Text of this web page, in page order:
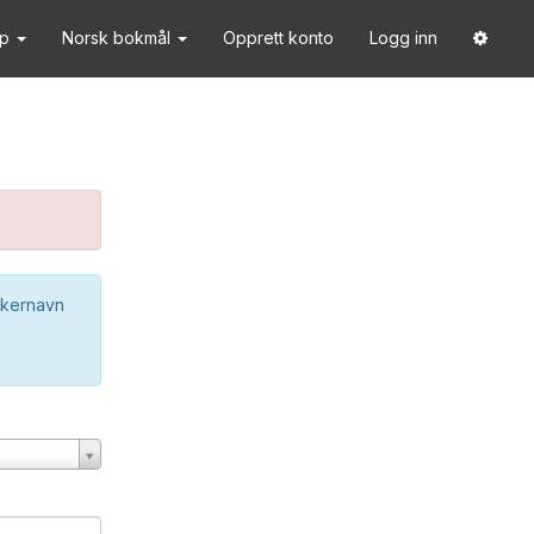
Norsk bokmål Opprett konto Logg inn